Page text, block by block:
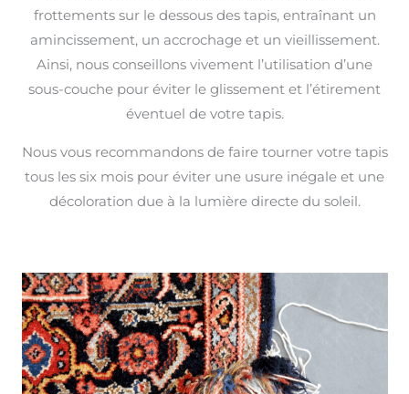
frottements sur le dessous des tapis, entraînant un
amincissement, un accrochage et un vieillissement.
Ainsi, nous conseillons vivement l’utilisation d’une
sous-couche pour éviter le glissement et l’étirement
éventuel de votre tapis.
Nous vous recommandons de faire tourner votre tapis
tous les six mois pour éviter une usure inégale et une
décoloration due à la lumière directe du soleil.